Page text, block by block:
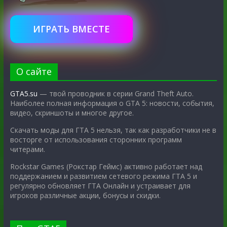
ИГРАТЬ ВМЕСТЕ
О сайте
GTA5.su — твой проводник в серии Grand Theft Auto.
Наиболее полная информация о GTA 5: новости, события,
видео, скриншоты и многое другое.
Скачать моды для ГТА 5 нельзя, так как разработчики не в
восторге от использования сторонних программ
читерами.
Rockstar Games (Рокстар Геймс) активно работает над
поддержанием и развитием сетевого режима ГТА 5 и
регулярно обновляет ГТА Онлайн и устраивает для
игроков различные акции, бонусы и скидки.